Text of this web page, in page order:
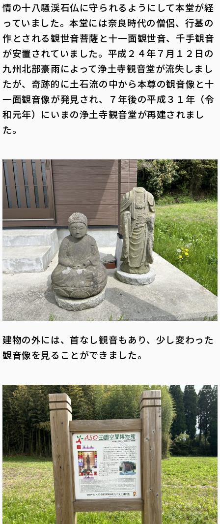
情の十八騒渓石仏に守られるようにして本堂が経
っていました。本堂には奈良時代の僧侶、行基の
作とされる観世音菩薩と十一面観世音、千手観音
が安置されていました。平成２４年７月１２日の
九州北部豪雨によって浄土寺観音堂が流失しまし
たが、奇跡的に土石流の中から本尊の観音像と十
一面観音像が発見され、７年後の平成３１年（令
和元年）にいまの浄土寺観音堂が再建されまし
た。
建物の外には、首なし観音もあり、少し変わった
観音像を見ることができました。